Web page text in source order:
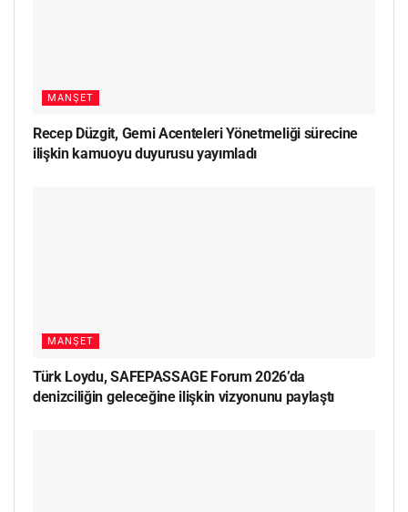
MANŞET
Recep Düzgit, Gemi Acenteleri Yönetmeliği sürecine
ilişkin kamuoyu duyurusu yayımladı
MANŞET
Türk Loydu, SAFEPASSAGE Forum 2026’da
denizciliğin geleceğine ilişkin vizyonunu paylaştı